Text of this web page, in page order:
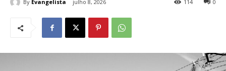
By Evangelista julho 8, 2026 0
114